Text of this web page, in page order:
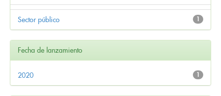
1
Sector público
Fecha de lanzamiento
1
2020